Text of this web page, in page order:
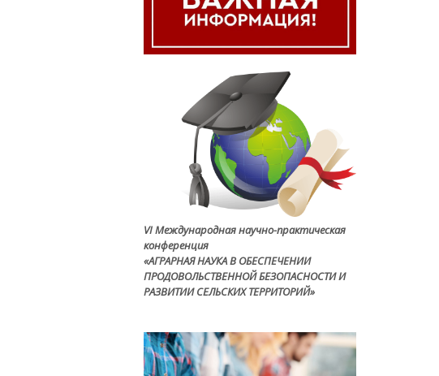
VI Международная научно-практическая
конференция
«АГРАРНАЯ НАУКА В ОБЕСПЕЧЕНИИ
ПРОДОВОЛЬСТВЕННОЙ БЕЗОПАСНОСТИ И
РАЗВИТИИ СЕЛЬСКИХ ТЕРРИТОРИЙ»